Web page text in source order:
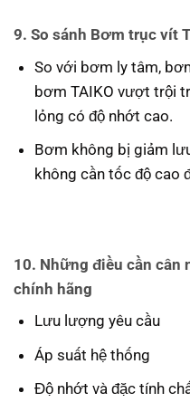
9. So sánh Bơm trục vít
So với bơm ly tâm,
bơm TAIKO vượt trội
lỏng có độ nhớt cao.
Bơm không bị giảm
không cần tốc độ cao
10. Những điều cần cân
chính hãng
Lưu lượng yêu cầu
Áp suất hệ thống
Độ nhớt và đặc tính